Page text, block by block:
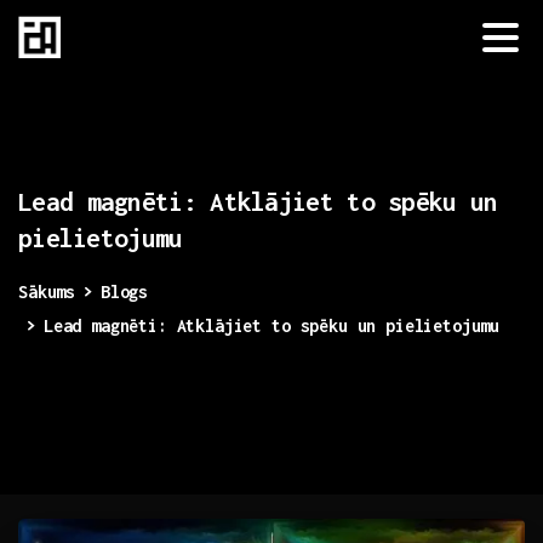
Lead magnēti: Atklājiet to spēku un
pielietojumu
Sākums
Blogs
Lead magnēti: Atklājiet to spēku un pielietojumu